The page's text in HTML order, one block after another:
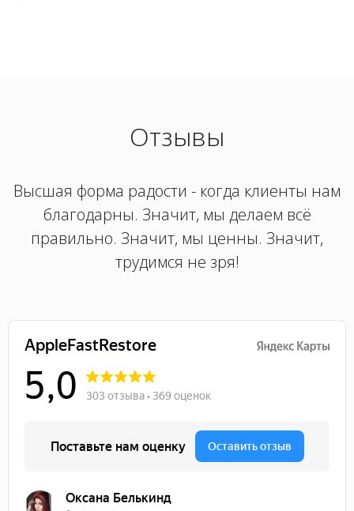
Отзывы
Высшая форма радости - когда клиенты нам
благодарны. Значит, мы делаем всё
правильно. Значит, мы ценны. Значит,
трудимся не зря!